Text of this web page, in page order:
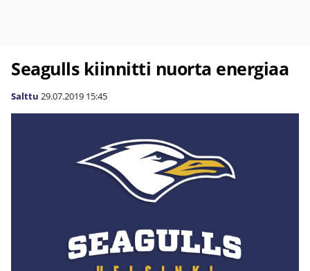
Seagulls kiinnitti nuorta energiaa
Salttu 29.07.2019 15:45